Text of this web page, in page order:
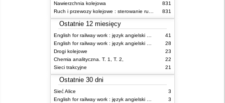
Nawierzchnia kolejowa
831
Ruch i przewozy kolejowe : sterowanie ruchem
831
Ostatnie 12 miesięcy
English for railway work : język angielski dla kolejarzy - podręcznik dla zaawansowanych
41
English for railway work : język angielski dla kolejarzy - podręcznik dla początkujących
28
Drogi kolejowe
23
Chemia analityczna. T. 1, T. 2,
22
Sieci trakcyjne
21
Ostatnie 30 dni
Sieć Alice
3
English for railway work : język angielski dla kolejarzy - podręcznik dla zaawansowanych
3